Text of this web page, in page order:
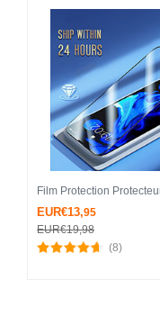
EUR€13,95
EUR€19,98
(8)